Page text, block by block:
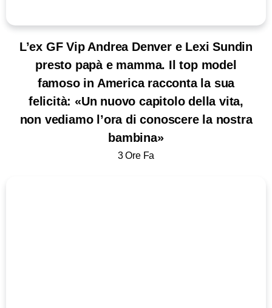
L’ex GF Vip Andrea Denver e Lexi Sundin
presto papà e mamma. Il top model
famoso in America racconta la sua
felicità: «Un nuovo capitolo della vita,
non vediamo l’ora di conoscere la nostra
bambina»
3 Ore Fa